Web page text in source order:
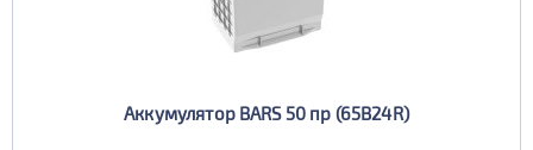
Аккумулятор BARS 50 пр (65B24R)